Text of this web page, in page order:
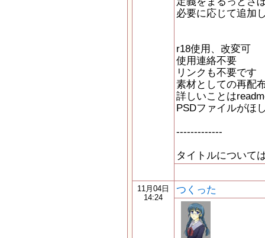
必要に応じて追
r18使用、改変可
使用連絡不要
リンクも不要です
素材としての再配
詳しいことは
PSDファイルがほ
-------------
タイトルについて
11月04日
14:24
つくった